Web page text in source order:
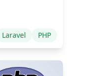
Laravel
PHP